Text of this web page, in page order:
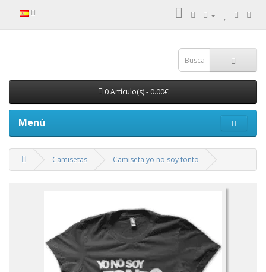
0 Artículo(s) - 0.00€
Menú
Camisetas Camiseta yo no soy tonto